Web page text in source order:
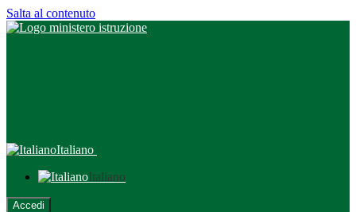
Salta al contenuto
Italiano
Italiano
Accedi